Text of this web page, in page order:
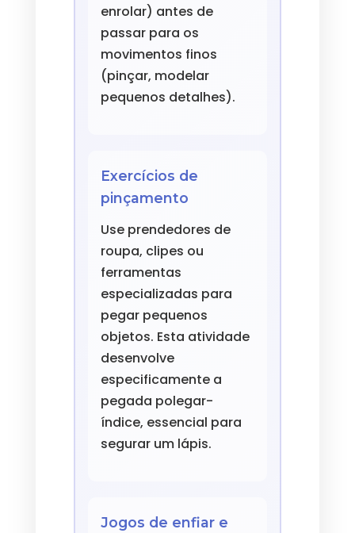
enrolar) antes de
passar para os
movimentos finos
(pinçar, modelar
pequenos detalhes).
Exercícios de
pinçamento
Use prendedores de
roupa, clipes ou
ferramentas
especializadas para
pegar pequenos
objetos. Esta atividade
desenvolve
especificamente a
pegada polegar-
índice, essencial para
segurar um lápis.
Jogos de enfiar e